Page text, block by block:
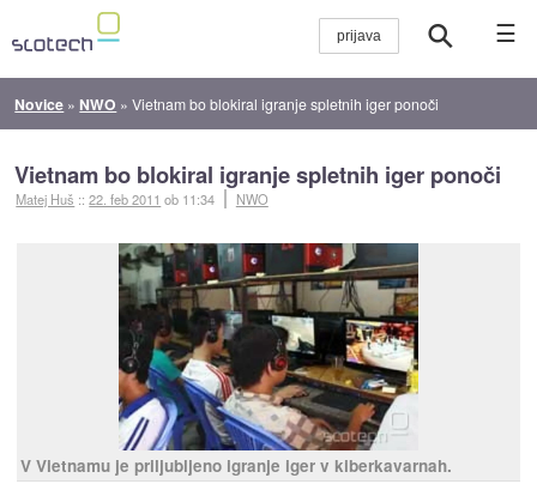
☰
Novice » NWO »Vietnam bo blokiral igranje spletnih iger ponoči
Vietnam bo blokiral igranje spletnih iger ponoči
Matej Huš ::22. feb 2011 ob 11:34 NWO
V Vietnamu je priljubljeno igranje iger v kiberkavarnah.